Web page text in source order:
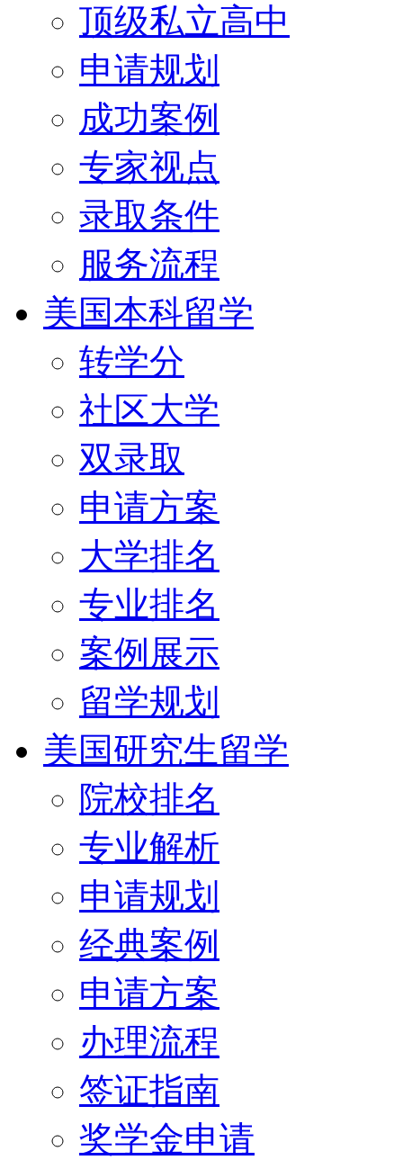
顶级私立高中
申请规划
成功案例
专家视点
录取条件
服务流程
美国本科留学
转学分
社区大学
双录取
申请方案
大学排名
专业排名
案例展示
留学规划
美国研究生留学
院校排名
专业解析
申请规划
经典案例
申请方案
办理流程
签证指南
奖学金申请